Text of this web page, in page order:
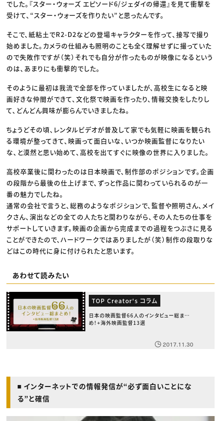
でした。『スター・ウォーズ エピソード6/ジェダイの帰還』を見て衝撃を
受けて、“スター・ウォーズを作りたい”と思ったんです。
そこで、紙粘土でR2-D2などの登場キャラクターを作って、接写で撮り
始めました。カメラの仕組みも照明のことも全く理解せずに撮っていた
ので失敗作ですが（笑）それでも自分が作ったものが映像になるという
のは、あまりにも衝撃的でした。
そのように最初は我流で全部を作っていましたが、高校生になると映
画好きな仲間ができて、文化祭で映画を作ったり、情報交換をしたりし
て、どんどん興味が膨らんでいきましたね。
ちょうどその頃、レンタルビデオが普及して家でも気軽に映画を観られ
る環境が整ってきて、映画って面白いな、いつか映画監督になりたい
な、と漠然と思い始めて、高校を出てすぐに映像の世界に入りました。
高校卒業後に関わったのは日本映画で、制作部のポジションです。企画
の段階から最後の仕上げまで、ずっと作品に関わっていられるのが一
番の魅力でしたね。
通常の会社で言うと、総務のようなポジションで、監督や照明さん、メイ
クさん、演出などの全ての人たちと関わりながら、その人たちの仕事を
サポートしていきます。映画の企画から完成までの過程をつぶさに見る
ことができたので、ハードワークではありましたが（笑）制作の段取りな
どはこの時代に身に付けられたと思います。
あわせて読みたい
TOP Creator's コラム
日本の映画監督66人のインタビュー総まと
め！+海外映画監督13選
2017.11.30
■ インターネットでの情報発信が“必ず面白いことにな
る”と確信